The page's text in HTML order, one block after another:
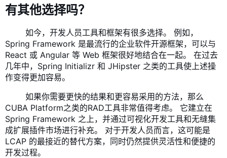
有其他选择吗？
​ 如今，开发人员工具和框架有很多选择。 例如，
Spring Framework 是最流行的企业软件开源框架，可以与
React 或 Angular 等 Web 框架很好地结合在一起。 在过去
几年中， Spring Initializr 和 JHipster 之类的工具使上述操
作变得更加容易。
​ 如果你需要更快的结果和更容易采用的方法，那么
CUBA Platform之类的RAD工具非常值得考虑。 它建立在
Spring Framework 之上，并通过可视化开发工具和无缝集
成扩展插件市场进行补充。 对于开发人员而言，这可能是
LCAP 的最接近的替代方案，同时仍然提供灵活性和便捷的
开发过程。